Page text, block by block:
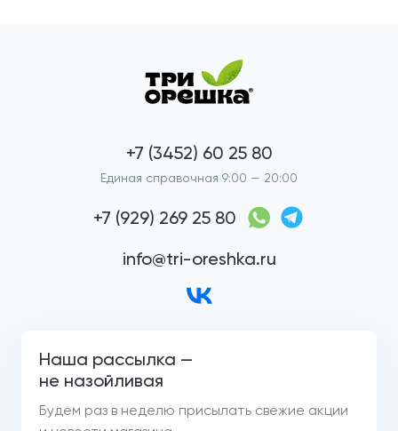
+7 (3452) 60 25 80
Единая справочная 9:00 — 20:00
+7 (929) 269 25 80
info@tri-oreshka.ru
Наша рассылка —
не назойливая
Будем раз в неделю присылать свежие акции